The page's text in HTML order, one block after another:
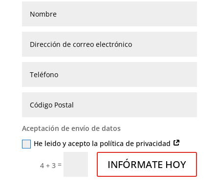
Aceptación de envío de datos
He leido y acepto la política de privacidad
4 + 3 = INFÓRMATE HOY